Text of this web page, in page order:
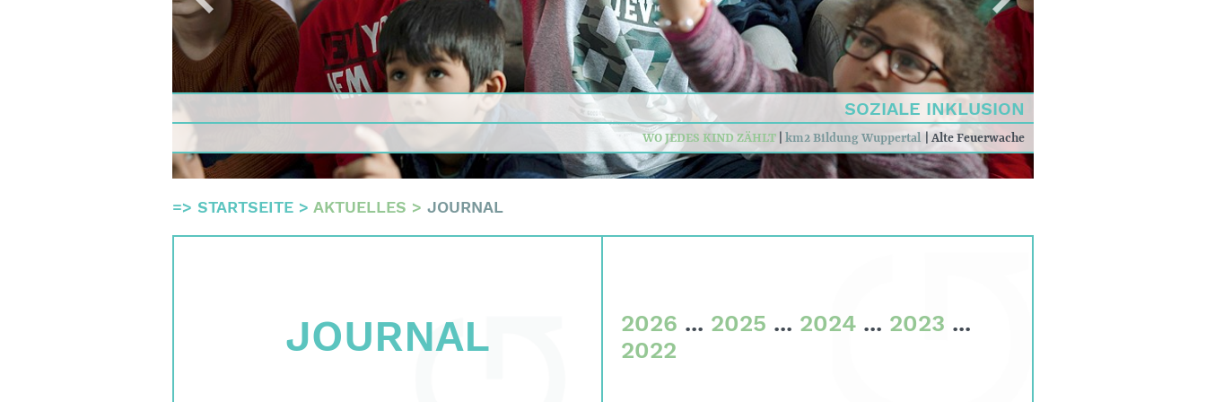
SOZIALE INKLUSION
WO JEDES KIND ZÄHLT km2 Bildung Wuppertal Alte Feuerwache
=> STARTSEITE > AKTUELLES > JOURNAL
JOURNAL 2026 ... 2025 ... 2024 ... 2023 ...
2022
Gremien
Team
Finanzdaten
Impressum
Suche
English
Deutsch